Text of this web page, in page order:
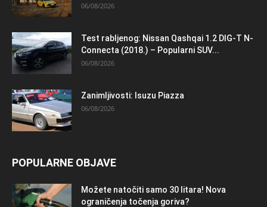
06/08/2026
Test rabljenog: Nissan Qashqai 1.2 DIG-T N-
Connecta (2018.) – Popularni SUV...
06/08/2026
Zanimljivosti: Isuzu Piazza
06/08/2026
POPULARNE OBJAVE
Možete natočiti samo 30 litara! Nova
ograničenja točenja goriva?